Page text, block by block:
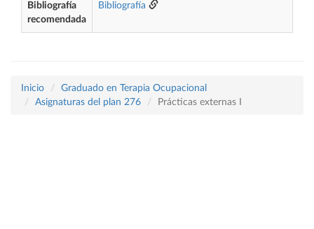
Bibliografía
recomendada
Bibliografía
Inicio
Graduado en Terapia Ocupacional
Asignaturas del plan 276
Prácticas externas I